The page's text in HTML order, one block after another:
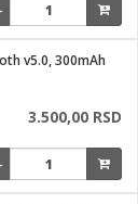
v5.0, 300mAh
3.500,00 RSD